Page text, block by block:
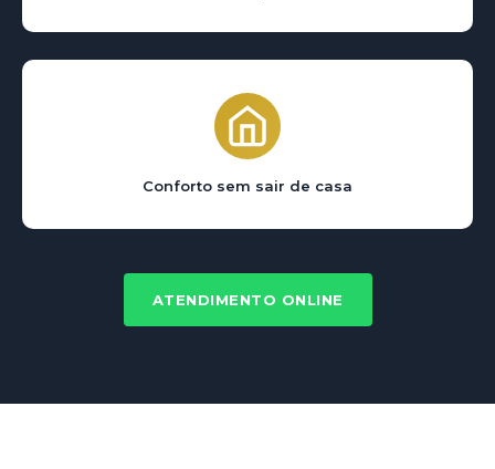
Conforto sem sair de casa
ATENDIMENTO ONLINE